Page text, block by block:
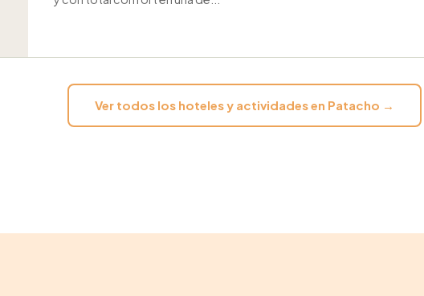
Ver todos los hoteles y actividades en Patacho →